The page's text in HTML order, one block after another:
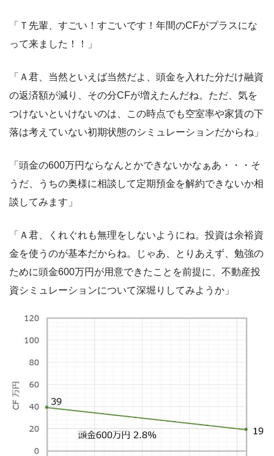
「Ｔ先輩、すごい！すごいです！年間のCFがプラスにな
って来ました！！」
「Ａ君、当然といえば当然だよ、頭金を入れた分だけ融資
の返済額が減り、その分CFが増えたんだね。ただ、気を
つけないといけないのは、この時点でも空室率や家賃の下
落は考えていない初期状態のシミュレーションだからね」
「頭金の600万円ならなんとかできないかなぁあ・・・そ
うだ、うちの奥様に相談して定期預金を解約できないか相
談してみます」
「Ａ君、くれぐれも無理をしないようにね。投資は余裕資
金を使うのが基本だからね。じゃあ、とりあえず、勉強の
ために頭金600万円が用意できたことを前提に、不動産投
資シミュレーションについて深堀りしてみようか」